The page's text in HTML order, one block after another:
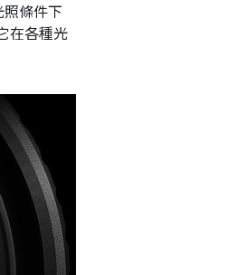
條件下
在各種光